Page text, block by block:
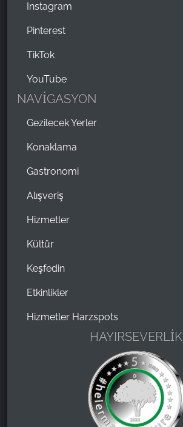
Instagram
Pinterest
TikTok
YouTube
NAVİGASYON
Gezilecek Yerler
Konaklama
Gastronomi
Alışveriş
Hizmetler
Kültür
Keşfedin
Etkinlikler
Hizmetler Harzspots
HAYIRSEVERLİK